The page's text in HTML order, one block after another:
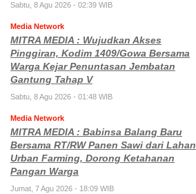
Sabtu, 8 Agu 2026 - 02:39 WIB
Media Network
MITRA MEDIA : Wujudkan Akses
Pinggiran, Kodim 1409/Gowa Bersama
Warga Kejar Penuntasan Jembatan
Gantung Tahap V
Sabtu, 8 Agu 2026 - 01:48 WIB
Media Network
MITRA MEDIA : Babinsa Balang Baru
Bersama RT/RW Panen Sawi dari Lahan
Urban Farming, Dorong Ketahanan
Pangan Warga
Jumat, 7 Agu 2026 - 18:09 WIB